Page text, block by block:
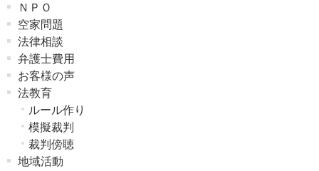
ＮＰＯ
空家問題
法律相談
弁護士費用
お客様の声
法教育
ルール作り
模擬裁判
裁判傍聴
地域活動